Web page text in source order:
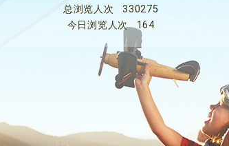
总浏览人次
330275
今日浏览人次
164